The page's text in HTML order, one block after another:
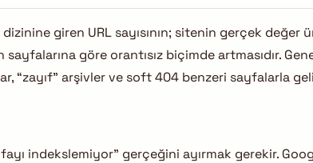
giren URL sayısının; sitenin gerçek değer
sayfalarına göre orantısız biçimde artmasıdır.
“zayıf” arşivler ve soft 404 benzeri sayfalarla
indekslemiyor” gerçeğini ayırmak gerekir.